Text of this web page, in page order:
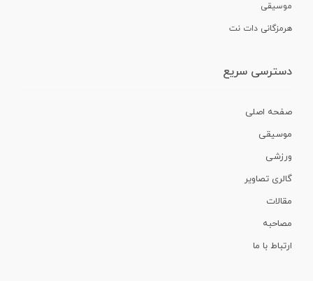
موسیقی
هرمزگانی دات نت
دسترسی سریع
صفحه اصلی
موسیقی
ورزشی
گالری تصاویر
مقالات
مصاحبه
ارتباط با ما